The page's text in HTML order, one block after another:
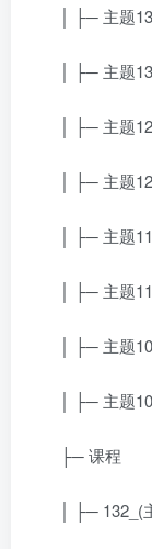
│ ├─ 主题
│ ├─ 主题
│ ├─ 主题
│ ├─ 主题
│ ├─ 主题
│ ├─ 主题
│ ├─ 主题
│ ├─ 主题
├─ 课程
│ ├─